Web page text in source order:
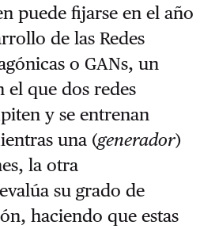
puede fijarse en el año
de las Redes
o GANs, un
el que dos redes
y se entrenan
una (generador)
la otra
su grado de
haciendo que estas